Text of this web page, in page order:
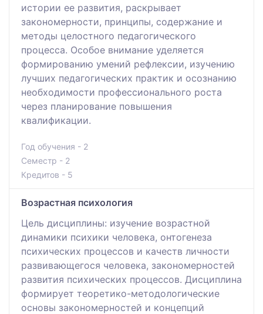
истории ее развития, раскрывает
закономерности, принципы, содержание и
методы целостного педагогического
процесса. Особое внимание уделяется
формированию умений рефлексии, изучению
лучших педагогических практик и осознанию
необходимости профессионального роста
через планирование повышения
квалификации.
Год обучения - 2
Семестр - 2
Кредитов - 5
Возрастная психология
Цель дисциплины: изучение возрастной
динамики психики человека, онтогенеза
психических процессов и качеств личности
развивающегося человека, закономерностей
развития психических процессов. Дисциплина
формирует теоретико-методологические
основы закономерностей и концепций